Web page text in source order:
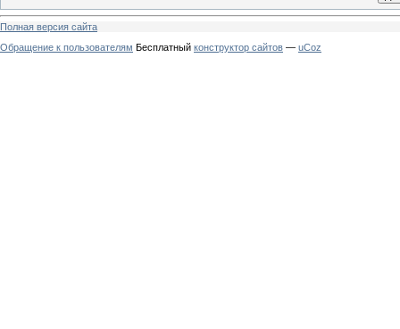
Полная версия сайта
Обращение к пользователям Бесплатный конструктор сайтов — uCoz